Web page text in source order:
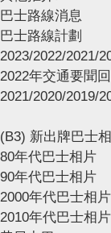
巴士路線消息
巴士路線計劃
2023/2022/2021/
2022年交通要聞
2021/2020/2019/
(B3) 新出牌巴士
80年代巴士相片
90年代巴士相片
2000年代巴士相片
2010年代巴士相片